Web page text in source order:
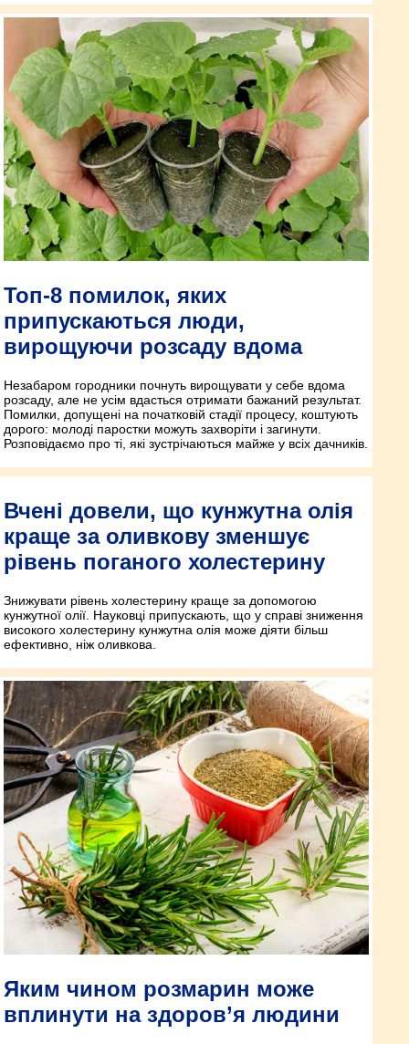
Топ-8 помилок, яких
припускаються люди,
вирощуючи розсаду вдома
Незабаром городники почнуть вирощувати у себе вдома
розсаду, але не усім вдасться отримати бажаний результат.
Помилки, допущені на початковій стадії процесу, коштують
дорого: молоді паростки можуть захворіти і загинути.
Розповідаємо про ті, які зустрічаються майже у всіх дачників.
Вчені довели, що кунжутна олія
краще за оливкову зменшує
рівень поганого холестерину
Знижувати рівень холестерину краще за допомогою
кунжутної олії. Науковці припускають, що у справі зниження
високого холестерину кунжутна олія може діяти більш
ефективно, ніж оливкова.
Яким чином розмарин може
вплинути на здоров’я людини